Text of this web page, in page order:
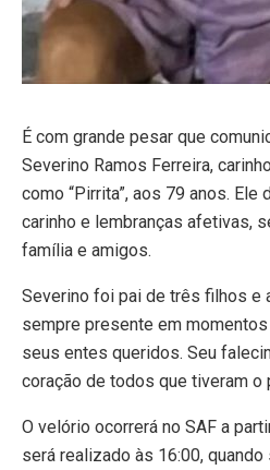
É com grande pesar que
Severino Ramos Ferreira,
como “Pirrita”, aos 79 anos. Ele
carinho e lembranças afetivas,
família e amigos.
Severino foi pai de três filhos e
sempre presente em
seus entes queridos. Seu
coração de todos que tiveram
O velório ocorrerá no SAF a
será realizado às 16:00,